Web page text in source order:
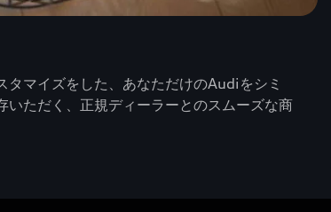
タマイズをした、あなただけのAudiをシミ
いただく、正規ディーラーとのスムーズな商